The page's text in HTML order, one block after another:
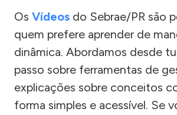
Os Vídeos do Sebrae/PR são
quem prefere aprender de
dinâmica. Abordamos desde
passo sobre ferramentas de
explicações sobre conceitos
forma simples e acessível. Se